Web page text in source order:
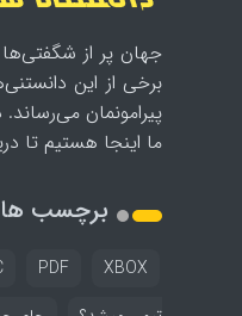
جهان پر از
برخی از این
پیرامونمان
ما اینجا هستیم تا
برچسب ها
PDF XBOX